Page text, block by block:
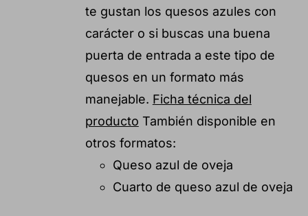
te gustan los quesos azules con
carácter o si buscas una buena
puerta de entrada a este tipo de
quesos en un formato más
manejable. Ficha técnica del
producto También disponible en
otros formatos:
Queso azul de oveja
Cuarto de queso azul de oveja